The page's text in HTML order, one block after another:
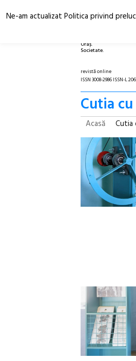
Oraș.
Societate.
revistă online
ISSN 3008-2986 ISSN-L
Cutia
Acasă Cutia
Ne-am actualizat Politica privind